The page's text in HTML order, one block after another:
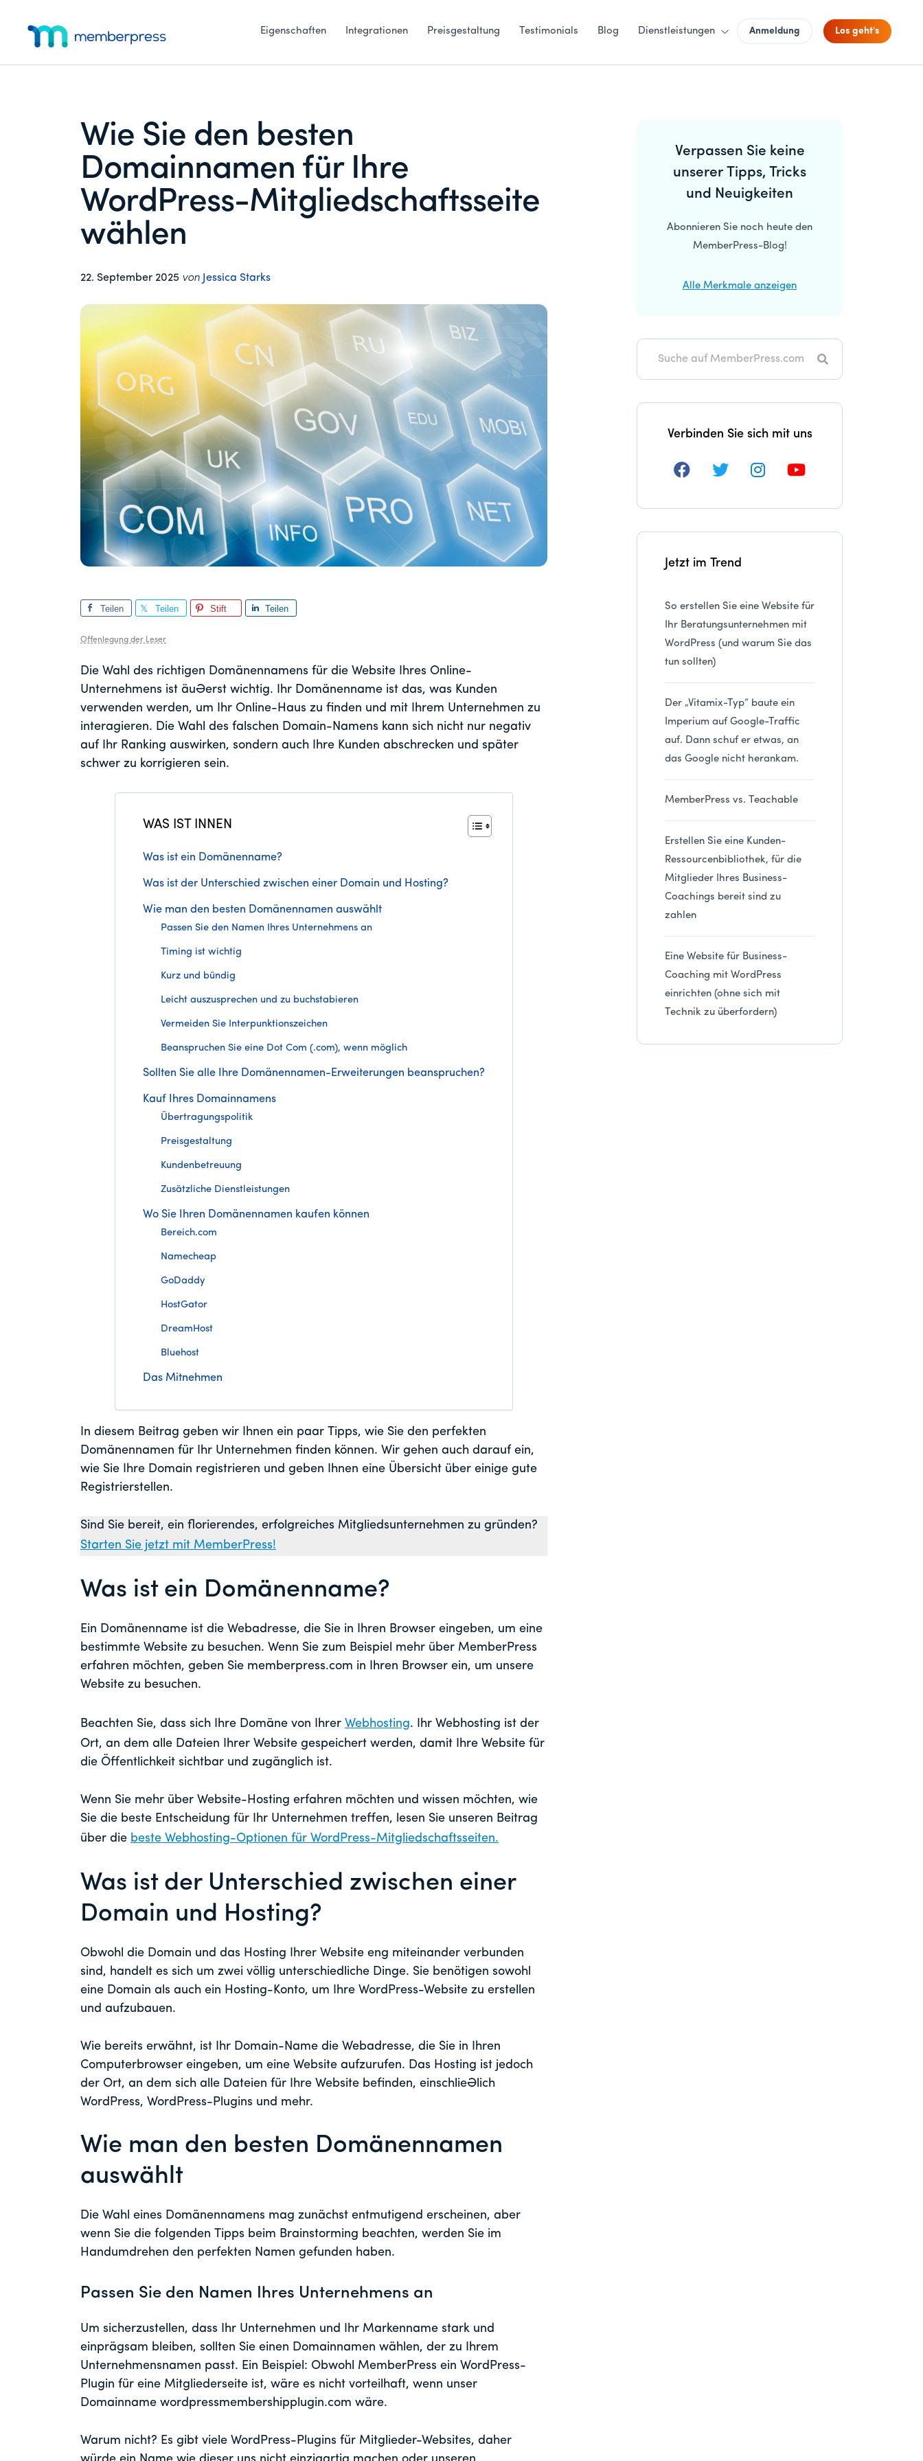
Hauptinhalt
springen
primären
Seitenleiste
Fußzeile
springen
Menü
WordPress-
Mitgliedschafts-
Eigenschaften Integrationen Preisgestaltung Testimonials Blog Dienstleistungen Anmeldung Los geht's
Wie Sie den besten
Domainnamen für Ihre
WordPress-Mitgliedschaftsseite
wählen
22. September 2025 von Jessica Starks
Teilen
Teilen
Stift
Teilen
Offenlegung der Leser
Die Wahl des richtigen Domänennamens für die Website Ihres Online-
Unternehmens ist äußerst wichtig. Ihr Domänenname ist das, was Kunden
verwenden werden, um Ihr Online-Haus zu finden und mit Ihrem Unternehmen zu
interagieren. Die Wahl des falschen Domain-Namens kann sich nicht nur negativ
auf Ihr Ranking auswirken, sondern auch Ihre Kunden abschrecken und später
schwer zu korrigieren sein.
WAS IST INNEN
Was ist ein Domänenname?
Was ist der Unterschied zwischen einer Domain und Hosting?
Wie man den besten Domänennamen auswählt
Passen Sie den Namen Ihres Unternehmens an
Timing ist wichtig
Kurz und bündig
Leicht auszusprechen und zu buchstabieren
Vermeiden Sie Interpunktionszeichen
Beanspruchen Sie eine Dot Com (.com), wenn möglich
Sollten Sie alle Ihre Domänennamen-Erweiterungen beanspruchen?
Kauf Ihres Domainnamens
Übertragungspolitik
Preisgestaltung
Kundenbetreuung
Zusätzliche Dienstleistungen
Wo Sie Ihren Domänennamen kaufen können
Bereich.com
Namecheap
GoDaddy
HostGator
DreamHost
Bluehost
Das Mitnehmen
In diesem Beitrag geben wir Ihnen ein paar Tipps, wie Sie den perfekten
Domänennamen für Ihr Unternehmen finden können. Wir gehen auch darauf ein,
wie Sie Ihre Domain registrieren und geben Ihnen eine Übersicht über einige gute
Registrierstellen.
Sind Sie bereit, ein florierendes, erfolgreiches Mitgliedsunternehmen zu gründen?
Starten Sie jetzt mit MemberPress!
Was ist ein Domänenname?
Ein Domänenname ist die Webadresse, die Sie in Ihren Browser eingeben, um eine
bestimmte Website zu besuchen. Wenn Sie zum Beispiel mehr über MemberPress
erfahren möchten, geben Sie memberpress.com in Ihren Browser ein, um unsere
Website zu besuchen.
Beachten Sie, dass sich Ihre Domäne von Ihrer Webhosting. Ihr Webhosting ist der
Ort, an dem alle Dateien Ihrer Website gespeichert werden, damit Ihre Website für
die Öffentlichkeit sichtbar und zugänglich ist.
Wenn Sie mehr über Website-Hosting erfahren möchten und wissen möchten, wie
Sie die beste Entscheidung für Ihr Unternehmen treffen, lesen Sie unseren Beitrag
über die beste Webhosting-Optionen für WordPress-Mitgliedschaftsseiten.
Was ist der Unterschied zwischen einer
Domain und Hosting?
Obwohl die Domain und das Hosting Ihrer Website eng miteinander verbunden
sind, handelt es sich um zwei völlig unterschiedliche Dinge. Sie benötigen sowohl
eine Domain als auch ein Hosting-Konto, um Ihre WordPress-Website zu erstellen
und aufzubauen.
Wie bereits erwähnt, ist Ihr Domain-Name die Webadresse, die Sie in Ihren
Computerbrowser eingeben, um eine Website aufzurufen. Das Hosting ist jedoch
der Ort, an dem sich alle Dateien für Ihre Website befinden, einschließlich
WordPress, WordPress-Plugins und mehr.
Wie man den besten Domänennamen
auswählt
Die Wahl eines Domänennamens mag zunächst entmutigend erscheinen, aber
wenn Sie die folgenden Tipps beim Brainstorming beachten, werden Sie im
Handumdrehen den perfekten Namen gefunden haben.
Passen Sie den Namen Ihres Unternehmens an
Um sicherzustellen, dass Ihr Unternehmen und Ihr Markenname stark und
einprägsam bleiben, sollten Sie einen Domainnamen wählen, der zu Ihrem
Unternehmensnamen passt. Ein Beispiel: Obwohl MemberPress ein WordPress-
Plugin für eine Mitgliederseite ist, wäre es nicht vorteilhaft, wenn unser
Domainname wordpressmembershipplugin.com wäre.
Warum nicht? Es gibt viele WordPress-Plugins für Mitglieder-Websites, daher
Seitenleiste
Verpassen Sie keine
unserer Tipps, Tricks
und Neuigkeiten
Abonnieren Sie noch heute den
MemberPress-Blog!
Alle Merkmale anzeigen
Suche
Verbinden Sie sich mit uns
Jetzt im Trend
So erstellen Sie eine Website für
Ihr Beratungsunternehmen mit
WordPress (und warum Sie das
tun sollten)
Der „Vitamix-Typ“ baute ein
Imperium auf Google-Traffic
auf. Dann schuf er etwas, an
das Google nicht herankam.
MemberPress vs. Teachable
Erstellen Sie eine Kunden-
Ressourcenbibliothek, für die
Mitglieder Ihres Business-
Coachings bereit sind zu
zahlen
Eine Website für Business-
Coaching mit WordPress
einrichten (ohne sich mit
Technik zu überfordern)